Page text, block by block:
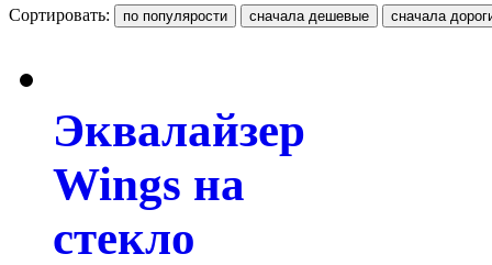
Сортировать:
Эквалайзер
Wings на
стекло